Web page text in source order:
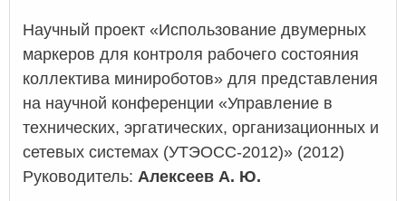
Научный проект «Использование двумерных
маркеров для контроля рабочего состояния
коллектива минироботов» для представления
на научной конференции «Управление в
технических, эргатических, организационных и
сетевых системах (УТЭОСС-2012)» (2012)
Руководитель: Алексеев А. Ю.